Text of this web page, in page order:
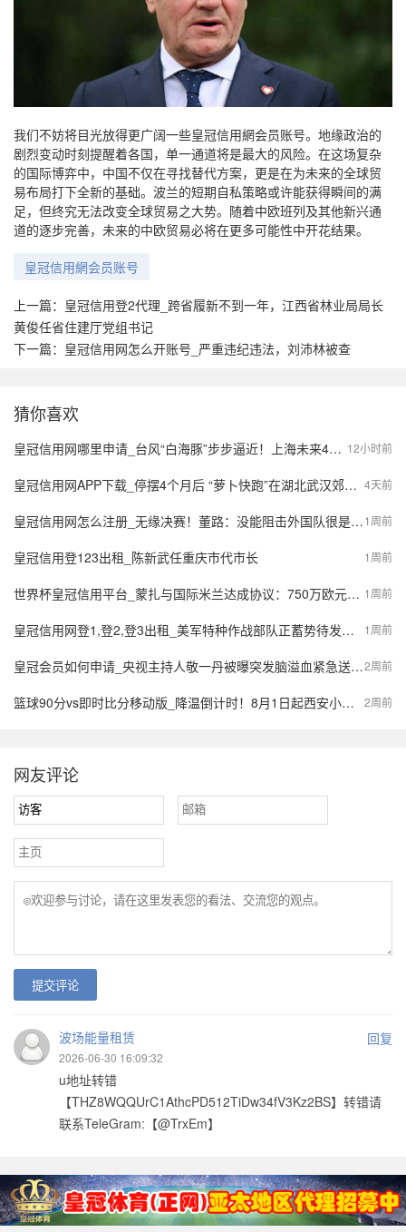
我们不妨将目光放得更广阔一些皇冠信用網会员账号。地缘政治的
剧烈变动时刻提醒着各国，单一通道将是最大的风险。在这场复杂
的国际博弈中，中国不仅在寻找替代方案，更是在为未来的全球贸
易布局打下全新的基础。波兰的短期自私策略或许能获得瞬间的满
足，但终究无法改变全球贸易之大势。随着中欧班列及其他新兴通
道的逐步完善，未来的中欧贸易必将在更多可能性中开花结果。
皇冠信用網会员账号
上一篇： 皇冠信用登2代理_跨省履新不到一年，江西省林业局局长
黄俊任省住建厅党组书记
下一篇： 皇冠信用网怎么开账号_严重违纪违法，刘沛林被查
猜你喜欢
12小时前
皇冠信用网哪里申请_台风“白海豚”步步逼近！上海未来4天风长雨强，或有龙卷风出现
4天前
皇冠信用网APP下载_停摆4个月后 “萝卜快跑”在湖北武汉郊区重新接单，多名本地用户发帖称重新叫到车
1周前
皇冠信用网怎么注册_无缘决赛！董路：没能阻击外国队很是自责，孩子们尽力了责任在我
1周前
皇冠信用登123出租_陈新武任重庆市代市长
1周前
世界杯皇冠信用平台_蒙扎与国际米兰达成协议：750万欧元签下阿金桑米罗，10%二转分成成亮点
1周前
皇冠信用网登1,登2,登3出租_美军特种作战部队正蓄势待发，派数千美军入境伊朗，强行夺取9吨铀浓缩？
2周前
皇冠会员如何申请_央视主持人敬一丹被曝突发脑溢血紧急送医，最新公众号置顶评论回应：不信谣，不传谣
2周前
篮球90分vs即时比分移动版_降温倒计时！8月1日起西安小到中雨，陕西局地大到暴雨，气象预报→
网友评论
提交评论
波场能量租赁 回复
2026-06-30 16:09:32
u地址转错
【THZ8WQQUrC1AthcPD512TiDw34fV3Kz2BS】转错请
联系TeleGram:【@TrxEm】